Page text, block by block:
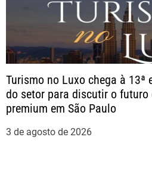
Turismo no Luxo chega à 13ª
do setor para discutir o futuro
premium em São Paulo
3 de agosto de 2026